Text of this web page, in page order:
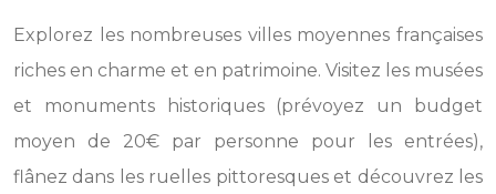
Explorez les nombreuses villes moyennes françaises
riches en charme et en patrimoine. Visitez les musées
et monuments historiques (prévoyez un budget
moyen de 20€ par personne pour les entrées),
flânez dans les ruelles pittoresques et découvrez les